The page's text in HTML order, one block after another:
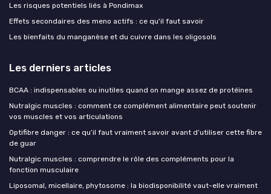
Les risques potentiels liés à Pondimax
Effets secondaires des meno actifs : ce qu'il faut savoir
Les bienfaits du manganèse et du cuivre dans les oligosols
Les derniers articles
BCAA : indispensables ou inutiles quand on mange assez de protéines
Nutralgic muscles : comment ce complément alimentaire peut soutenir
vos muscles et vos articulations
Optifibre danger : ce qu’il faut vraiment savoir avant d’utiliser cette fibre
de guar
Nutralgic muscles : comprendre le rôle des compléments pour la
fonction musculaire
Liposomal, micellaire, phytosome : la biodisponibilité vaut-elle vraiment